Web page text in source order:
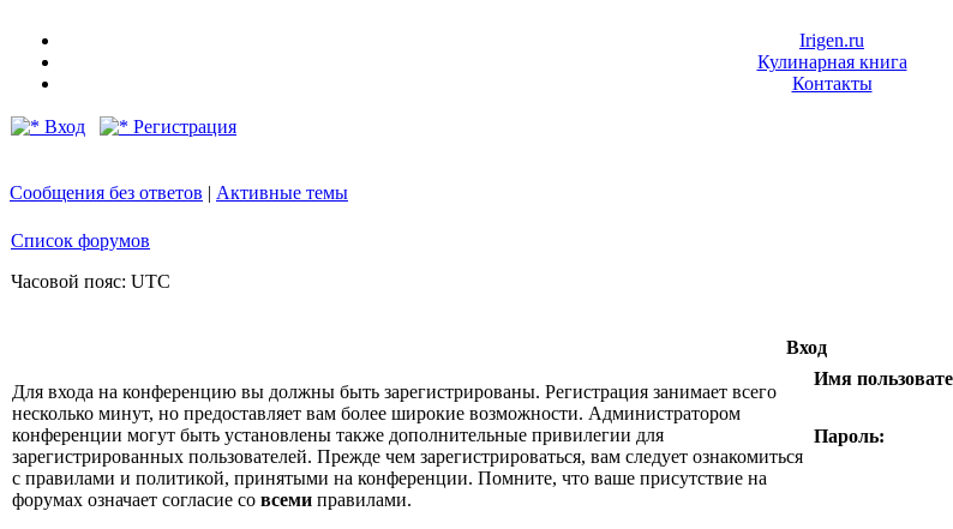
Irigen.ru
Кулинарная книга
Контакты
Вход Регистрация
Сообщения без ответов | Активные темы
Список форумов
Часовой пояс: UTC
Вход
Для входа на конференцию вы должны быть зарегистрированы. Регистрация занимает всего
несколько минут, но предоставляет вам более широкие возможности. Администратором
конференции могут быть установлены также дополнительные привилегии для
зарегистрированных пользователей. Прежде чем зарегистрироваться, вам следует ознакомиться
с правилами и политикой, принятыми на конференции. Помните, что ваше присутствие на
форумах означает согласие со всеми правилами.
Имя
Пароль: